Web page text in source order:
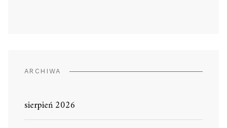
ARCHIWA
sierpień 2026